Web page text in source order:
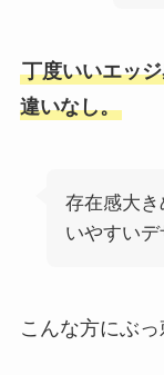
丁度いいエッ
違いなし。
存在感大
いやすいデ
こんな方にぶっ